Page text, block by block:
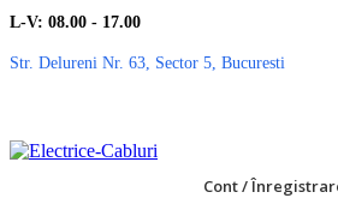
L-V: 08.00 - 17.00
Str. Delureni Nr. 63, Sector 5, Bucuresti
Cont /